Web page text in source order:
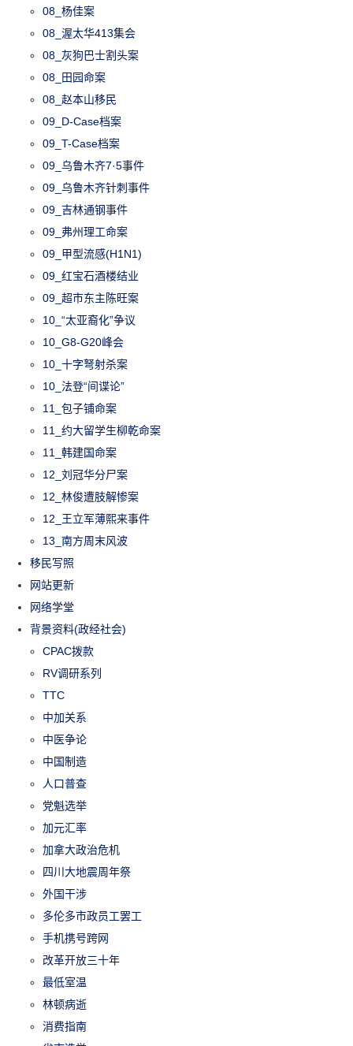
08_杨佳案
08_渥太华413集会
08_灰狗巴士割头案
08_田园命案
08_赵本山移民
09_D-Case档案
09_T-Case档案
09_乌鲁木齐7·5事件
09_乌鲁木齐针刺事件
09_吉林通钢事件
09_弗州理工命案
09_甲型流感(H1N1)
09_红宝石酒楼结业
09_超市东主陈旺案
10_“太亚裔化”争议
10_G8-G20峰会
10_十字弩射杀案
10_法登“间谍论”
11_包子铺命案
11_约大留学生柳乾命案
11_韩建国命案
12_刘冠华分尸案
12_林俊遭肢解惨案
12_王立军薄熙来事件
13_南方周末风波
移民写照
网站更新
网络学堂
背景资料(政经社会)
CPAC拨款
RV调研系列
TTC
中加关系
中医争论
中国制造
人口普查
党魁选举
加元汇率
加拿大政治危机
四川大地震周年祭
外国干涉
多伦多市政员工罢工
手机携号跨网
改革开放三十年
最低室温
林顿病逝
消费指南